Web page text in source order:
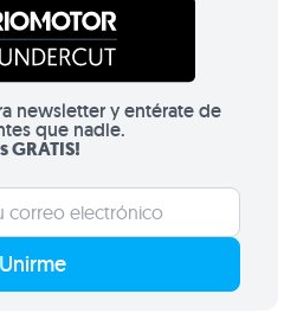
newsletter y entérate de
que nadie.
GRATIS!
Unirme